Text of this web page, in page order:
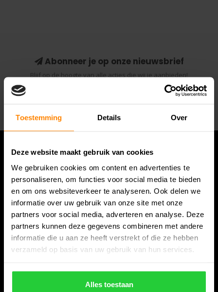
Toestemming Details Over
Deze website maakt gebruik van cookies
We gebruiken cookies om content en advertenties te
personaliseren, om functies voor social media te bieden
en om ons websiteverkeer te analyseren. Ook delen we
informatie over uw gebruik van onze site met onze
partners voor social media, adverteren en analyse. Deze
partners kunnen deze gegevens combineren met andere
informatie die u aan ze heeft verstrekt of die ze hebben
verzameld op basis van uw gebruik van hun services.
Alles toestaan
Abonneer je op onze nieuwsbrief
Blijf op de hoogte van alle acties die wij je aanbieden!
Abonneer
Bespanracket.nl is dé racketspecialist van Lelystad en
omstreken.
Snijdersstraat 6
8224 AA Lelystad